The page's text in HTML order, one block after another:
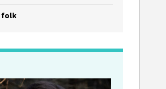
folk